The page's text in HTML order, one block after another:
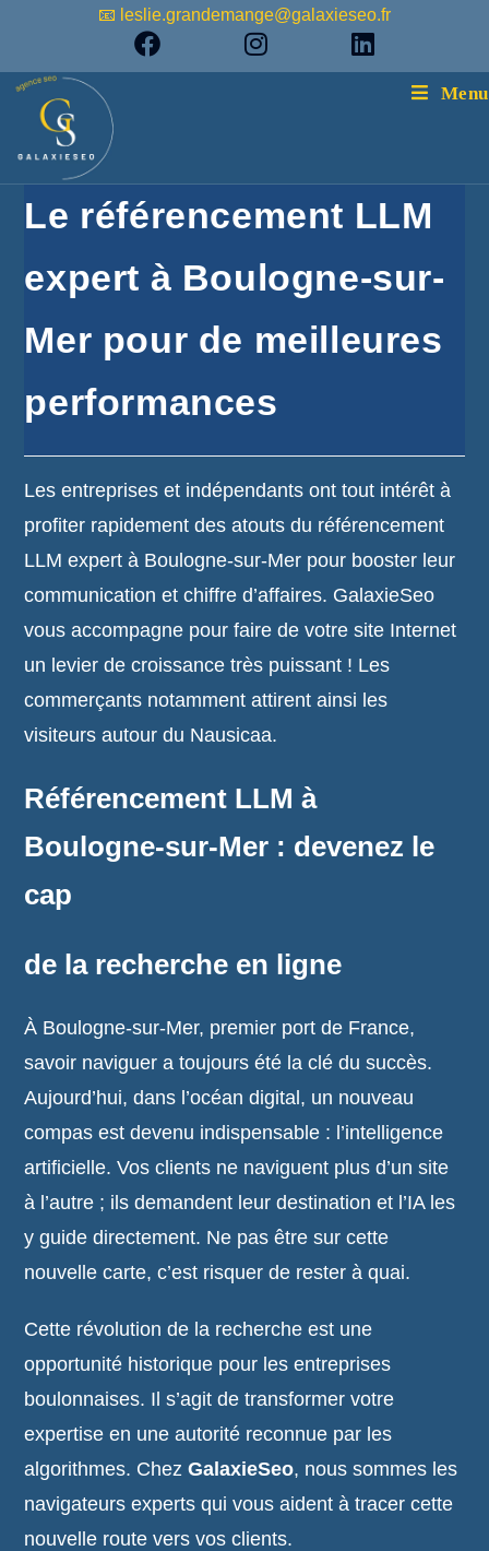
📧 leslie.grandemange@galaxieseo.fr
Menu
Le référencement LLM
expert à Boulogne-sur-
Mer pour de meilleures
performances
Les entreprises et indépendants ont tout intérêt à
profiter rapidement des atouts du référencement
LLM expert à Boulogne-sur-Mer pour booster leur
communication et chiffre d’affaires. GalaxieSeo
vous accompagne pour faire de votre site Internet
un levier de croissance très puissant ! Les
commerçants notamment attirent ainsi les
visiteurs autour du Nausicaa.
Référencement LLM à
Boulogne-sur-Mer : devenez le
cap
de la recherche en ligne
À Boulogne-sur-Mer, premier port de France,
savoir naviguer a toujours été la clé du succès.
Aujourd’hui, dans l’océan digital, un nouveau
compas est devenu indispensable : l’intelligence
artificielle. Vos clients ne naviguent plus d’un site
à l’autre ; ils demandent leur destination et l’IA les
y guide directement. Ne pas être sur cette
nouvelle carte, c’est risquer de rester à quai.
Cette révolution de la recherche est une
opportunité historique pour les entreprises
boulonnaises. Il s’agit de transformer votre
expertise en une autorité reconnue par les
algorithmes. ChezGalaxieSeo, nous sommes les
navigateurs experts qui vous aident à tracer cette
nouvelle route vers vos clients.